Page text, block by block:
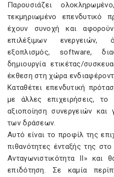
Παρουσιάζει
τεκμηριωμένο επενδυτικό
έχουν συνοχή και αφορούν
επιλέξιμων
εξοπλισμός, software,
δημιουργία ετικέτας/
έκθεση στη χώρα
Καταθέτει επενδυτική
με άλλες επιχειρήσεις, το
αξιοποίηση συνεργειών και
των δράσεων.
Αυτό είναι το προφίλ της
πιθανότητες ένταξής της
Ανταγωνιστικότητα ΙΙ» και
επιδότηση. Σε καμία